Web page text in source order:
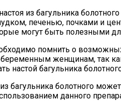
из багульника
печенью, почками и
могут быть полезными
помнить о
женщинам, так
настой багульника
багульника болотного
данного